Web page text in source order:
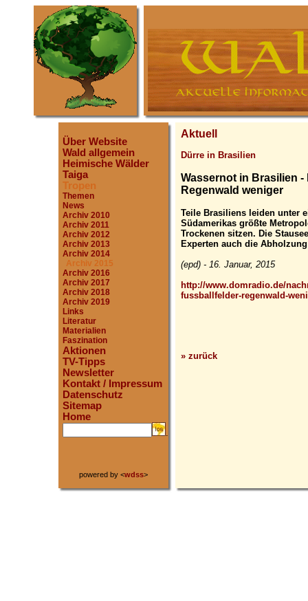
Über Website
Wald allgemein
Heimische Wälder
Taiga
Tropen
Themen
News
Archiv 2010
Archiv 2011
Archiv 2012
Archiv 2013
Archiv 2014
Archiv 2015
Archiv 2016
Archiv 2017
Archiv 2018
Archiv 2019
Links
Literatur
Materialien
Faszination
Aktionen
TV-Tipps
Newsletter
Kontakt / Impressum
Datenschutz
Sitemap
Home
.
powered by <wdss>
Aktuell
Dürre in Brasilien
Wassernot in Brasilien
Regenwald weniger
Teile Brasiliens leiden unter
Südamerikas größte
Trockenen sitzen. Die
Experten auch die
(epd) - 16. Januar, 2015
http://www.domradio.de/
fussballfelder-regenwald-
» zurück